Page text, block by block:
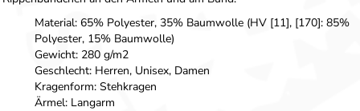
Material: 65% Polyester, 35% Baumwolle (HV [11], [170]: 85%
Polyester, 15% Baumwolle)
Gewicht: 280 g/m2
Geschlecht: Herren, Unisex, Damen
Kragenform: Stehkragen
Ärmel: Langarm